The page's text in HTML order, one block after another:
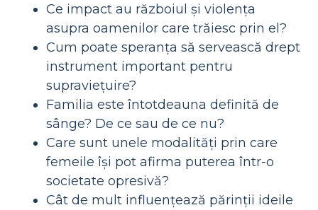
Ce impact au războiul și violența
asupra oamenilor care trăiesc prin el?
Cum poate speranța să servească drept
instrument important pentru
supraviețuire?
Familia este întotdeauna definită de
sânge? De ce sau de ce nu?
Care sunt unele modalități prin care
femeile își pot afirma puterea într-o
societate opresivă?
Cât de mult influențează părinții ideile